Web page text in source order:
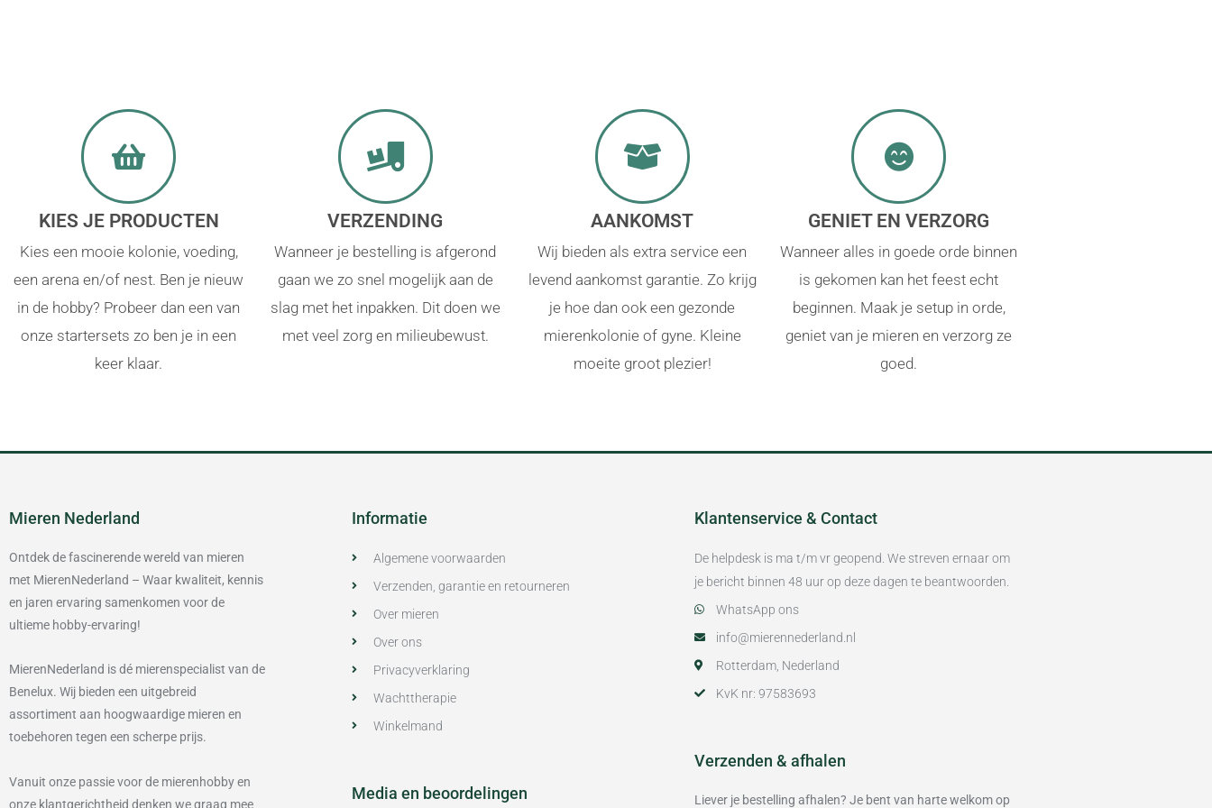
KIES JE PRODUCTEN
Kies een mooie kolonie, voeding,
een arena en/of nest. Ben je nieuw
in de hobby? Probeer dan een van
onze startersets zo ben je in een
keer klaar.
VERZENDING
Wanneer je bestelling is afgerond
gaan we zo snel mogelijk aan de
slag met het inpakken. Dit doen we
met veel zorg en milieubewust.
AANKOMST
Wij bieden als extra service een
levend aankomst garantie. Zo krijg
je hoe dan ook een gezonde
mierenkolonie of gyne. Kleine
moeite groot plezier!
GENIET EN VERZORG
Wanneer alles in goede orde binnen
is gekomen kan het feest echt
beginnen. Maak je setup in orde,
geniet van je mieren en verzorg ze
goed.
Mieren Nederland
Ontdek de fascinerende wereld van mieren
met MierenNederland – Waar kwaliteit, kennis
en jaren ervaring samenkomen voor de
ultieme hobby-ervaring!
MierenNederland is dé mierenspecialist van de
Benelux. Wij bieden een uitgebreid
assortiment aan hoogwaardige mieren en
toebehoren tegen een scherpe prijs.
Vanuit onze passie voor de mierenhobby en
onze klantgerichtheid denken we graag mee
Informatie
Algemene voorwaarden
Verzenden, garantie en retourneren
Over mieren
Over ons
Privacyverklaring
Wachttherapie
Winkelmand
Media en beoordelingen
Klantenservice & Contact
De helpdesk is ma t/m vr geopend. We streven ernaar om
je bericht binnen 48 uur op deze dagen te beantwoorden.
WhatsApp ons
info@mierennederland.nl
Rotterdam, Nederland
KvK nr: 97583693
Verzenden & afhalen
Liever je bestelling afhalen? Je bent van harte welkom op